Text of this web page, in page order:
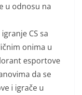
u odnosu na
CS sa
onima u
esportove
da se
i igrače u